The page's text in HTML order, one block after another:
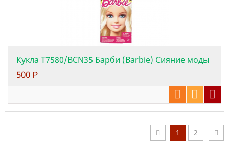
Кукла Т7580/BCN35 Барби (Barbie) Сияние моды
500 Р
1 2